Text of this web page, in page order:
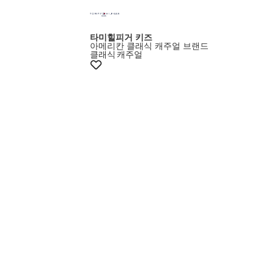
타미힐피거 키즈
아메리칸 클래식 캐주얼 브랜드
클래식 캐주얼